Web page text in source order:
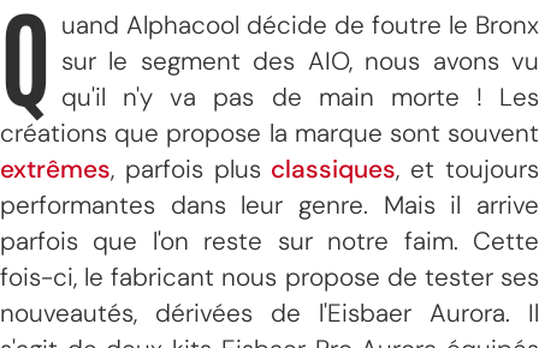
Q uand Alphacool décide de foutre le Bronx
sur le segment des AIO, nous avons vu
qu'il n'y va pas de main morte ! Les
créations que propose la marque sont souvent
extrêmes, parfois plus classiques, et toujours
performantes dans leur genre. Mais il arrive
parfois que l'on reste sur notre faim. Cette
fois-ci, le fabricant nous propose de tester ses
nouveautés, dérivées de l'Eisbaer Aurora. Il